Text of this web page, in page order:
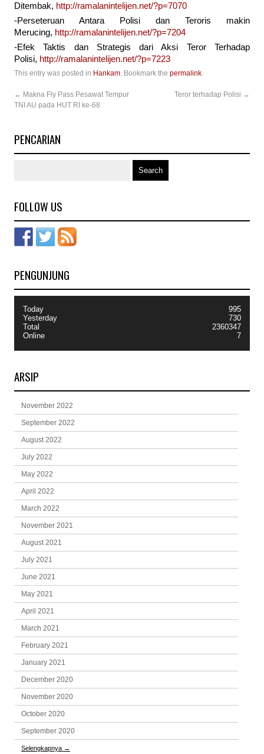
Ditembak, http://ramalanintelijen.net/?p=7070
-Perseteruan Antara Polisi dan Teroris makin
Merucing, http://ramalanintelijen.net/?p=7204
-Efek Taktis dan Strategis dari Aksi Teror Terhadap
Polisi, http://ramalanintelijen.net/?p=7223
This entry was posted in Hankam. Bookmark the permalink.
← Makna Fly Pass Pesawat Tempur
TNI AU pada HUT RI ke-68
Teror terhadap Polisi →
PENCARIAN
FOLLOW US
PENGUNJUNG
Today
Yesterday
Total
Online
995
730
2360347
7
ARSIP
November 2022
September 2022
August 2022
July 2022
May 2022
April 2022
March 2022
November 2021
August 2021
July 2021
June 2021
May 2021
April 2021
March 2021
February 2021
January 2021
December 2020
November 2020
October 2020
September 2020
Selengkapnya →